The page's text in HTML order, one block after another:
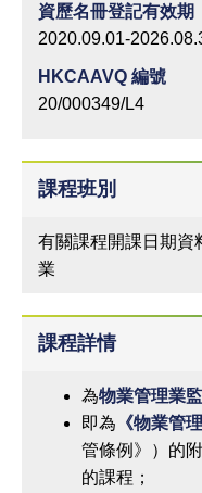
資歷名冊登記有效期
2020.09.01-
HKCAAVQ 編號
20/000349/L4
課程班別
有關課程開課日期資
業
課程詳情
為物業管理業
即為 《物業管
管條例》）的
的課程；